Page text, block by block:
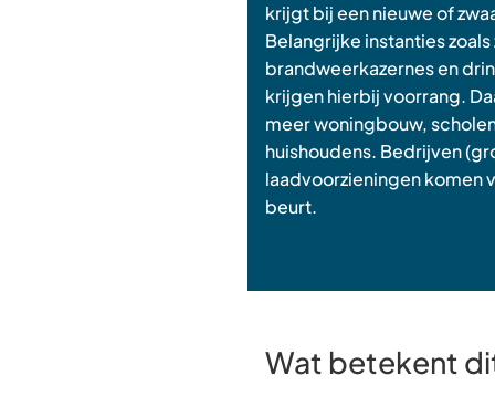
krijgt bij een nieuwe of
Belangrijke instanties
brandweerkazernes en
krijgen hierbij voorrang.
meer woningbouw,
huishoudens. Bedrijven
laadvoorzieningen komen
beurt.
Wat betekent